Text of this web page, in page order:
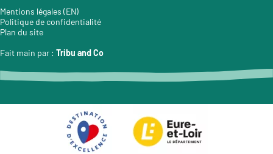
Mentions légales (EN)
Politique de confidentialité
Plan du site
Fait main par : Tribu and Co